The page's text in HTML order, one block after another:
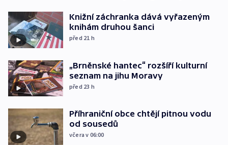
Knižní záchranka dává vyřazeným
knihám druhou šanci
před 21 h
„Brněnské hantec“ rozšíří kulturní
seznam na jihu Moravy
před 23 h
Příhraniční obce chtějí pitnou vodu
od sousedů
včera v 06:00